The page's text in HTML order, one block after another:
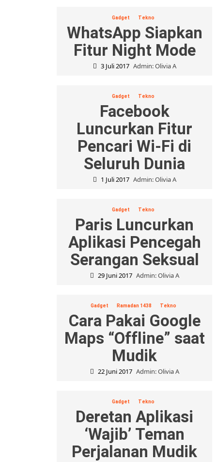
Gadget Tekno
WhatsApp Siapkan
Fitur Night Mode
3 Juli 2017 Admin: Olivia A
Gadget Tekno
Facebook
Luncurkan Fitur
Pencari Wi-Fi di
Seluruh Dunia
1 Juli 2017 Admin: Olivia A
Gadget Tekno
Paris Luncurkan
Aplikasi Pencegah
Serangan Seksual
29 Juni 2017 Admin: Olivia A
Gadget Ramadan 1438 Tekno
Cara Pakai Google
Maps “Offline” saat
Mudik
22 Juni 2017 Admin: Olivia A
Gadget Tekno
Deretan Aplikasi
‘Wajib’ Teman
Perjalanan Mudik